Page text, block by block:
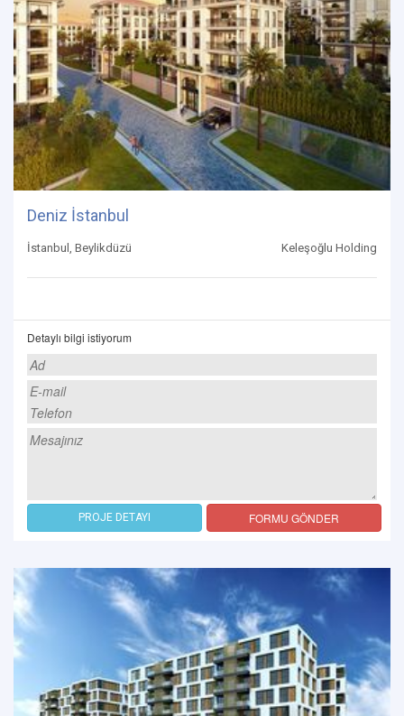
Deniz İstanbul
İstanbul, Beylikdüzü Keleşoğlu Holding
Detaylı bilgi istiyorum
PROJE DETAYI FORMU GÖNDER